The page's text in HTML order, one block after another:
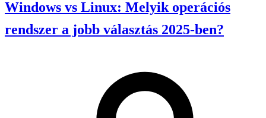
Windows vs Linux: Melyik operációs
rendszer a jobb választás 2025-ben?